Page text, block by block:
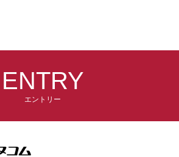
ENTRY